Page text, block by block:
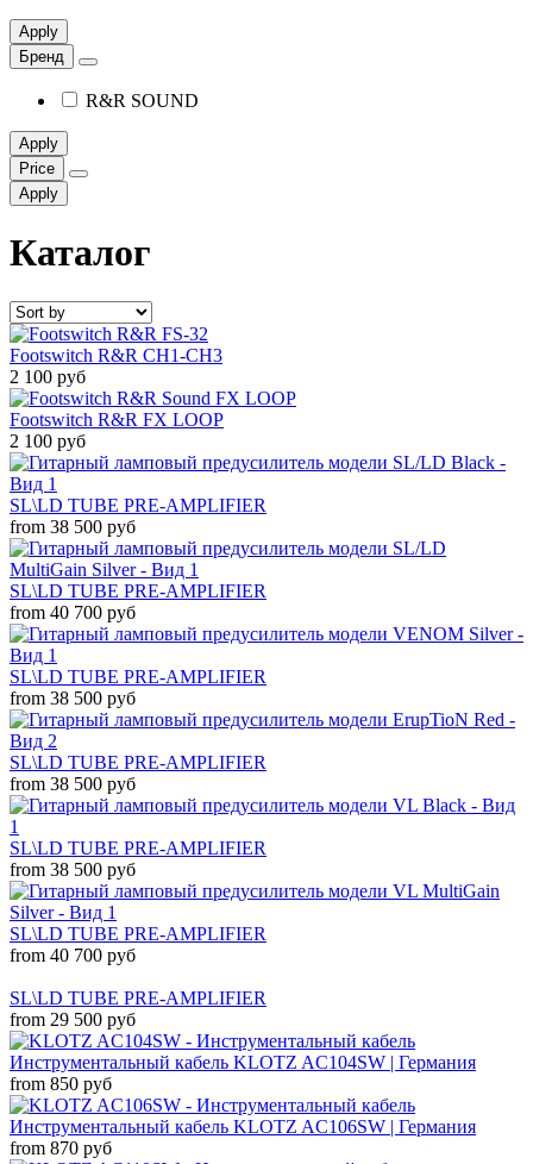
Apply
Бренд
R&R SOUND
Apply
Price
Apply
Каталог
Footswitch R&R CH1-CH3
2 100 руб
Footswitch R&R FX LOOP
2 100 руб
SL\LD TUBE PRE-AMPLIFIER
from 38 500 руб
SL\LD TUBE PRE-AMPLIFIER
from 40 700 руб
SL\LD TUBE PRE-AMPLIFIER
from 38 500 руб
SL\LD TUBE PRE-AMPLIFIER
from 38 500 руб
SL\LD TUBE PRE-AMPLIFIER
from 38 500 руб
SL\LD TUBE PRE-AMPLIFIER
from 40 700 руб
SL\LD TUBE PRE-AMPLIFIER
from 29 500 руб
Инструментальный кабель KLOTZ AC104SW | Германия
from 850 руб
Инструментальный кабель KLOTZ AC106SW | Германия
from 870 руб